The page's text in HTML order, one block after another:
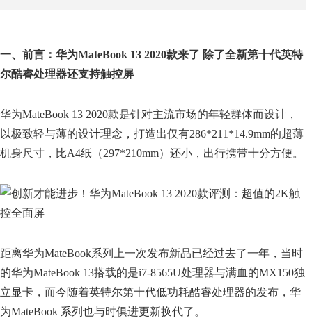
一、前言：华为MateBook 13 2020款来了 除了全新第十代英特
尔酷睿处理器还支持触控屏
华为MateBook 13 2020款是针对主流市场的年轻群体而设计，
以极致轻与薄的设计理念，打造出仅有286*211*14.9mm的超薄
机身尺寸，比A4纸（297*210mm）还小，出行携带十分方便。
距离华为MateBook系列上一次发布新品已经过去了一年，当时
的华为MateBook 13搭载的是i7-8565U处理器与满血的MX150独
立显卡，而今随着英特尔第十代低功耗酷睿处理器的发布，华
为MateBook 系列也与时俱进更新换代了。